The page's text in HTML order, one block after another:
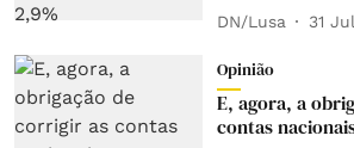
DN/Lusa 31
Opinião
E, agora, a
contas